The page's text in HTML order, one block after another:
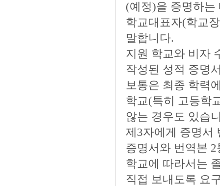
(예정)을 증명하는
학교대표자(학교
말합니다.
지원 학교와 비자
작성된 성적 증명
보통은 최종 학력
학교(특히 고등학
않는 경우도 있습
제3자에게 증명서
증명서와 번역본
학교에 따라서는
직접 보내도록 요